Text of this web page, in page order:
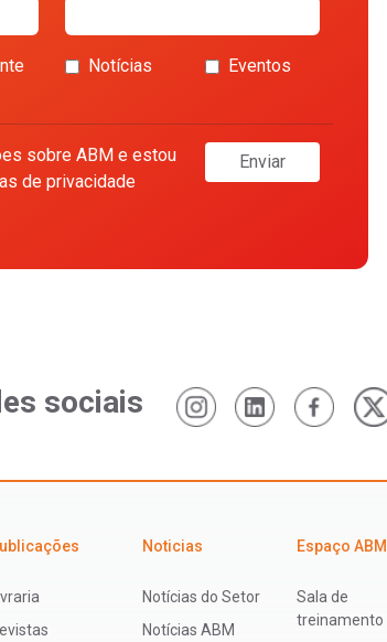
Notícias
Eventos
sobre ABM e estou
de privacidade
Enviar
sociais
Noticias
Notícias do Setor
Notícias ABM
Espaço ABM
Sala de
treinamento